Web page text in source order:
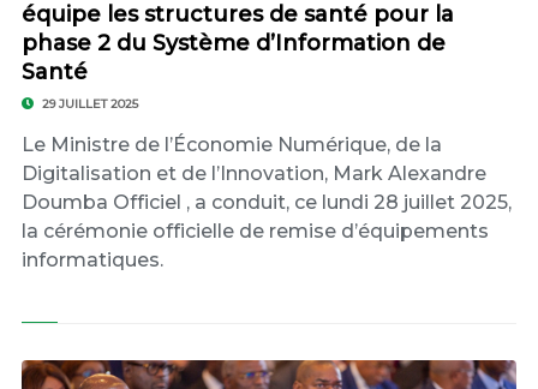
équipe les structures de santé pour la
phase 2 du Système d’Information de
Santé
29 JUILLET 2025
Le Ministre de l’Économie Numérique, de la
Digitalisation et de l’Innovation, Mark Alexandre
Doumba Officiel , a conduit, ce lundi 28 juillet 2025,
la cérémonie officielle de remise d’équipements
informatiques.